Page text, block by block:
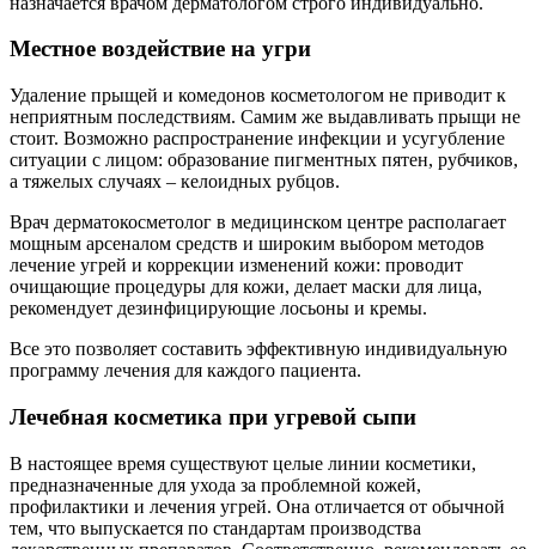
Местное воздействие на угри
Удаление прыщей и комедонов косметологом не приводит к
неприятным последствиям. Самим же выдавливать прыщи не
стоит. Возможно распространение инфекции и усугубление
ситуации с лицом: образование пигментных пятен, рубчиков,
а тяжелых случаях – келоидных рубцов.
Врач дерматокосметолог в медицинском центре располагает
мощным арсеналом средств и широким выбором методов
лечение угрей и коррекции изменений кожи: проводит
очищающие процедуры для кожи, делает маски для лица,
рекомендует дезинфицирующие лосьоны и кремы.
Все это позволяет составить эффективную индивидуальную
программу лечения для каждого пациента.
Лечебная косметика при угревой сыпи
В настоящее время существуют целые линии косметики,
предназначенные для ухода за проблемной кожей,
профилактики и лечения угрей. Она отличается от обычной
тем, что выпускается по стандартам производства